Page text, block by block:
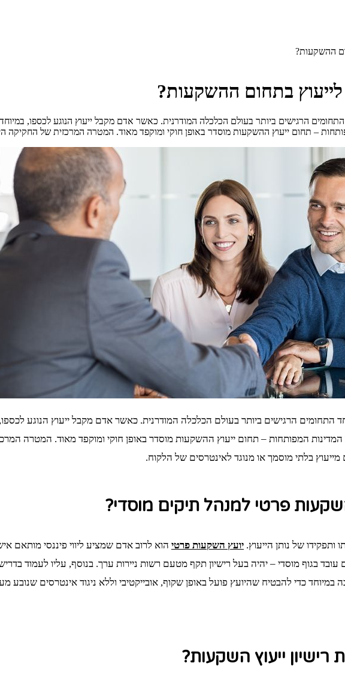
ההשקעות?
בתחום ההשקעות?
הרגישים ביותר בעולם הכלכלה המודרנית. כאשר אדם מקבל ייעוץ הנוגע לכספו,
– תחום ייעוץ ההשקעות מוסדר באופן חוקי ומוקפד מאוד. המטרה המרכזית של
התחומים הרגישים ביותר בעולם הכלכלה המודרנית. כאשר אדם מקבל ייעוץ הנוגע
המפותחות – תחום ייעוץ ההשקעות מוסדר באופן חוקי ומוקפד מאוד. המטרה
מייעוץ בלתי מוסמך או מנוגד לאינטרסים של הלקוח.
פרטי למנהל תיקים מוסדי?
ותפקידו של נותן הייעוץ. יועץ השקעות פרטי הוא לרוב אדם שמציע ליווי פיננסי מותאם
בגוף מוסדי – יהיה בעל רישיון תקף מטעם רשות ניירות ערך. בנוסף, עליו לעמוד
כדי להבטיח שהיועץ פועל באופן שקוף, אובייקטיבי וללא ניגוד אינטרסים שנובע
ייעוץ השקעות?